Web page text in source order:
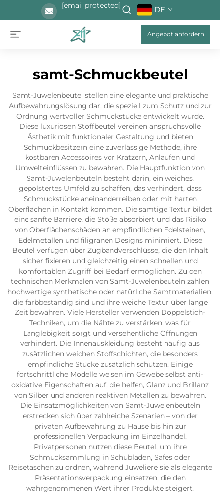
[email protected] DE
Angebot anfordern
samt-Schmuckbeutel
Samt-Juwelenbeutel stellen eine elegante und praktische
Aufbewahrungslösung dar, die speziell zum Schutz und zur
Ordnung wertvoller Schmuckstücke entwickelt wurde.
Diese luxuriösen Stoffbeutel vereinen anspruchsvolle
Ästhetik mit funktionaler Gestaltung und bieten
Schmuckbesitzern eine zuverlässige Methode, ihre
kostbaren Accessoires vor Kratzern, Anlaufen und
Umwelteinflüssen zu bewahren. Die Hauptfunktion von
Samt-Juwelenbeuteln besteht darin, ein weiches,
gepolstertes Umfeld zu schaffen, das verhindert, dass
Schmuckstücke aneinanderreiben oder mit harten
Oberflächen in Kontakt kommen. Die samtige Textur bildet
eine sanfte Barriere, die Stöße absorbiert und das Risiko
von Oberflächenschäden an empfindlichen Edelsteinen,
Edelmetallen und filigranen Designs minimiert. Diese
Beutel verfügen über Zugbandverschlüsse, die den Inhalt
sicher fixieren und gleichzeitig einen schnellen und
komfortablen Zugriff bei Bedarf ermöglichen. Zu den
technischen Merkmalen von Samt-Juwelenbeuteln zählen
hochwertige synthetische oder natürliche Samtmaterialien,
die farbbeständig sind und ihre weiche Textur über lange
Zeit bewahren. Viele Hersteller verwenden Doppelstich-
Techniken, um die Nähte zu verstärken, was für
Langlebigkeit sorgt und versehentliche Öffnungen
verhindert. Die Innenauskleidung besteht häufig aus
zusätzlichen weichen Stoffschichten, die besonders
empfindliche Stücke zusätzlich schützen. Einige
fortschrittliche Modelle weisen im Gewebe selbst anti-
oxidative Eigenschaften auf, die helfen, Glanz und Brillanz
von Silber und anderen reaktiven Metallen zu bewahren.
Die Einsatzmöglichkeiten von Samt-Juwelenbeuteln
erstrecken sich über zahlreiche Szenarien – von der
privaten Aufbewahrung zu Hause bis hin zur
professionellen Verpackung im Einzelhandel.
Privatpersonen nutzen diese Beutel, um ihre
Schmucksammlung in Schubladen, Safes oder
Reisetaschen zu ordnen, während Juweliere sie als elegante
Präsentationsverpackung einsetzen, die den
wahrgenommenen Wert ihrer Produkte steigert.